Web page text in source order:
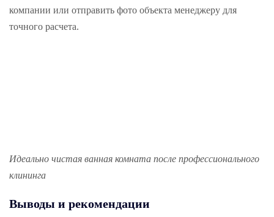
компании или отправить фото объекта менеджеру для
точного расчета.
Идеально чистая ванная комната после профессионального
клининга
Выводы и рекомендации